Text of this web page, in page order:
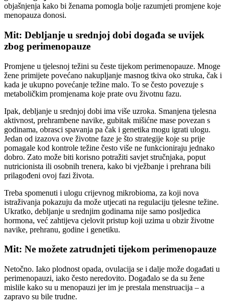
objašnjenja kako bi ženama pomogla bolje razumjeti promjene koje
menopauza donosi.
Mit: Debljanje u srednjoj dobi događa se uvijek
zbog perimenopauze
Promjene u tjelesnoj težini su česte tijekom perimenopauze. Mnoge
žene primijete povećano nakupljanje masnog tkiva oko struka, čak i
kada je ukupno povećanje težine malo. To se često povezuje s
metaboličkim promjenama koje prate ovu životnu fazu.
Ipak, debljanje u srednjoj dobi ima više uzroka. Smanjena tjelesna
aktivnost, prehrambene navike, gubitak mišićne mase povezan s
godinama, obrasci spavanja pa čak i genetika mogu igrati ulogu.
Jedan od izazova ove životne faze je što strategije koje su prije
pomagale kod kontrole težine često više ne funkcioniraju jednako
dobro. Zato može biti korisno potražiti savjet stručnjaka, poput
nutricionista ili osobnih trenera, kako bi vježbanje i prehrana bili
prilagođeni ovoj fazi života.
Treba spomenuti i ulogu crijevnog mikrobioma, za koji nova
istraživanja pokazuju da može utjecati na regulaciju tjelesne težine.
Ukratko, debljanje u srednjim godinama nije samo posljedica
hormona, već zahtijeva cjelovit pristup koji uzima u obzir životne
navike, prehranu, godine i genetiku.
Mit: Ne možete zatrudnjeti tijekom perimenopauze
Netočno. Iako plodnost opada, ovulacija se i dalje može događati u
perimenopauzi, iako često neredovito. Događalo se da su žene
mislile kako su u menopauzi jer im je prestala menstruacija – a
zapravo su bile trudne.